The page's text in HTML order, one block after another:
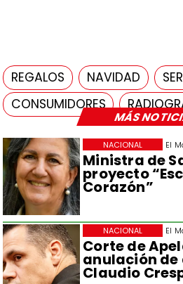
MÁS
El
Ministra de
proyecto
Corazón”
NACIONAL
El
Corte de
anulación de
Claudio
NACIONAL
REGALOS NAVIDAD
CONSUMIDORES